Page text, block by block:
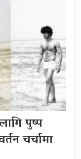
पुष्प
चर्चामा